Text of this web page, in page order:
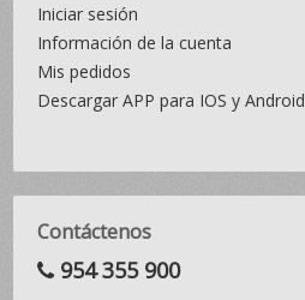
Iniciar sesión
Información de la cuenta
Mis pedidos
Descargar APP para IOS y Android
Contáctenos
954 355 900